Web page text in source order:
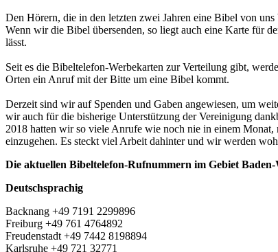
Den Hörern, die in den letzten zwei Jahren eine Bibel von
Wenn wir die Bibel übersenden, so liegt auch eine Karte für
lässt.
Seit es die Bibeltelefon-Werbekarten zur Verteilung gibt,
Orten ein Anruf mit der Bitte um eine Bibel kommt.
Derzeit sind wir auf Spenden und Gaben angewiesen, um
wir auch für die bisherige Unterstützung der Vereinigung
2018 hatten wir so viele Anrufe wie noch nie in einem
einzugehen. Es steckt viel Arbeit dahinter und wir werden
Die aktuellen Bibeltelefon-Rufnummern im Gebiet
Deutschsprachig
Backnang +49 7191 2299896
Freiburg +49 761 4764892
Freudenstadt +49 7442 8198894
Karlsruhe +49 721 32771